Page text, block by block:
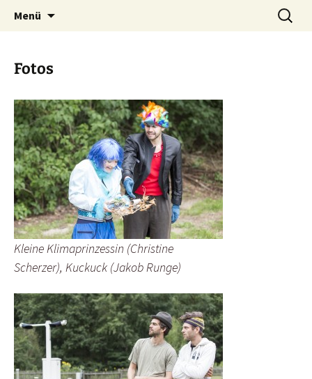
Kunst schafft Wissen e.V.
Klimakultur macht Schule
Menü
Suchen
nach:
Fotos
Kleine Klimaprinzessin (Christine
Scherzer), Kuckuck (Jakob Runge)